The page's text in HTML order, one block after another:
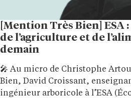
[Mention Très Bien] ESA
de l’agriculture et de
demain
🎤 Au micro de Christophe
Bien, David Croissant,
ingénieur arboricole à l’ESA